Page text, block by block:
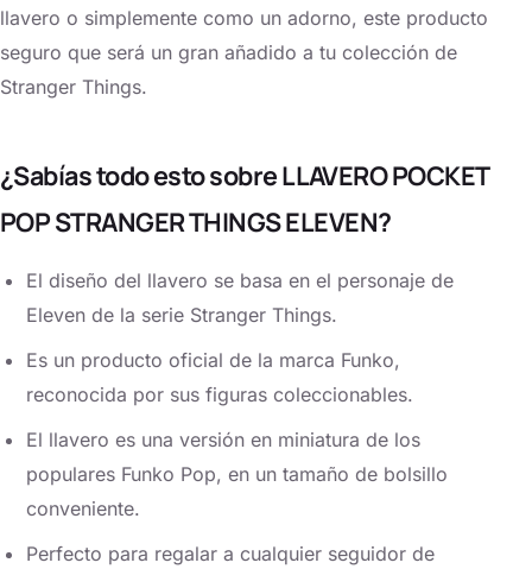
llavero o simplemente como un adorno, este producto
seguro que será un gran añadido a tu colección de
Stranger Things.
¿Sabías todo esto sobre LLAVERO POCKET
POP STRANGER THINGS ELEVEN?
El diseño del llavero se basa en el personaje de
Eleven de la serie Stranger Things.
Es un producto oficial de la marca Funko,
reconocida por sus figuras coleccionables.
El llavero es una versión en miniatura de los
populares Funko Pop, en un tamaño de bolsillo
conveniente.
Perfecto para regalar a cualquier seguidor de